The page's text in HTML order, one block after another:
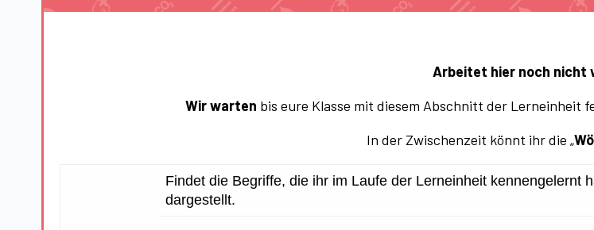
Arbeitet hier noch nicht
Wir warten bis eure Klasse mit diesem Abschnitt der Lerneinheit
In der Zwischenzeit könnt ihr die „